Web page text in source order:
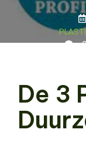
De 3